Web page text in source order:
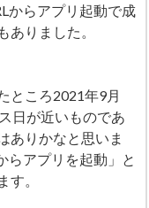
からアプリ起動で成
りました。
ところ2021年9月
日が近いものであ
ありかなと思いま
らアプリを起動」と
。